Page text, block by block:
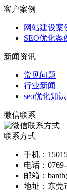
客户案例
网站建设案
SEO优化案
新闻资讯
常见问题
行业新闻
seo优化知识
微信联系
联系方式
手机：
电话：
邮箱：
地址： 东莞